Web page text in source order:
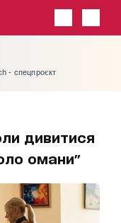
- спецпроєкт
дивитися
омани"